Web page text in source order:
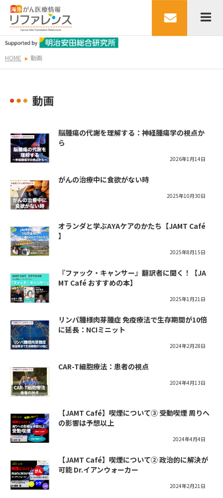
HOME 動画
動画
脳腫瘍の代謝を理解する：神経腫瘍学の視点か
ら
2026年1月14日
がんの治療中に食欲がない時
2025年10月30日
オランダと学ぶAYAケアのかたち【JAMT Café
】
2025年8月15日
『ファック・キャンサー』翻訳者に聞く！【JA
MT Café おすすめの本】
2025年1月21日
リンパ腫様肉芽腫症 免疫療法で生存期間が10倍
に延長：NCIミニット
2024年2月28日
CAR-T細胞療法：患者の視点
2024年4月13日
【JAMT Café】喫煙について③ 受動喫煙 周りへ
の影響は予想以上
2024年4月4日
【JAMT Café】喫煙について② 政治的に解決が
可能 Dr.イアンウォーカー
2024年2月21日